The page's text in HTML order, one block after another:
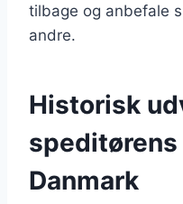
tilbage og anbefale
andre.
Historisk
Danmark